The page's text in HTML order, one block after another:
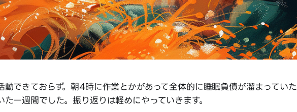
動できておらず。朝4時に作業とかがあって全体的に睡眠負債が溜まっていた
た一週間でした。振り返りは軽めにやっていきます。